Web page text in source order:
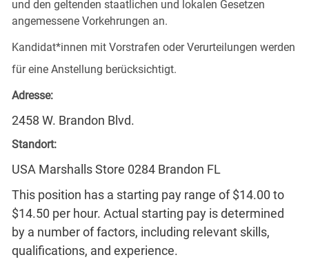
und den geltenden staatlichen und lokalen Gesetzen
angemessene Vorkehrungen an.
Kandidat*innen mit Vorstrafen oder Verurteilungen werden
für eine Anstellung berücksichtigt.
Adresse:
2458 W. Brandon Blvd.
Standort:
USA Marshalls Store 0284 Brandon FL
This position has a starting pay range of $14.00 to
$14.50 per hour. Actual starting pay is determined
by a number of factors, including relevant skills,
qualifications, and experience.